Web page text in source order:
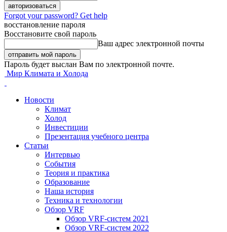
Forgot your password? Get help
восстановление пароля
Восстановите свой пароль
Ваш адрес электронной почты
Пароль будет выслан Вам по электронной почте.
Мир Климата и Холода
Новости
Климат
Холод
Инвестиции
Презентация учебного центра
Статьи
Интервью
События
Теория и практика
Образование
Наша история
Техника и технологии
Обзор VRF
Обзор VRF-систем 2021
Обзор VRF-систем 2022